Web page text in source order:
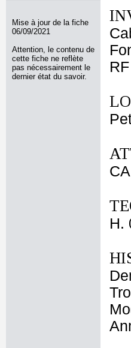
Mise à jour de la fiche
06/09/2021
Attention, le contenu de
cette fiche ne reflète
pas nécessairement le
dernier état du savoir.
H.